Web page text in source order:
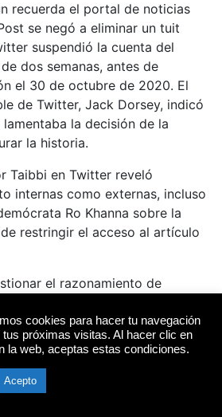
recuerda el portal de noticias
se negó a eliminar un tuit
suspendió la cuenta del
dos semanas, antes de
el 30 de octubre de 2020. El
de Twitter, Jack Dorsey, indicó
la decisión de la
la historia.
Taibbi en Twitter reveló
internas como externas, incluso
Ro Khanna sobre la
restringir el acceso al artículo
el razonamiento de
de Silcon Valley en
a la cadena NBC News sus
solo puede prosperar si
cookies para hacer tu navegación
próximas visitas. Al hacer clic en
la web, aceptas estas condiciones.
Acepto